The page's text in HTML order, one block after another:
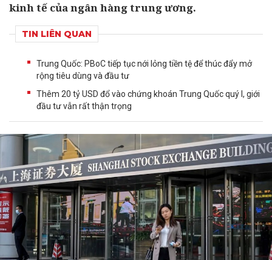
kinh tế của ngân hàng trung ương.
TIN LIÊN QUAN
Trung Quốc: PBoC tiếp tục nới lỏng tiền tệ để thúc đẩy mở
rộng tiêu dùng và đầu tư
Thêm 20 tỷ USD đổ vào chứng khoán Trung Quốc quý I, giới
đầu tư vẫn rất thận trọng